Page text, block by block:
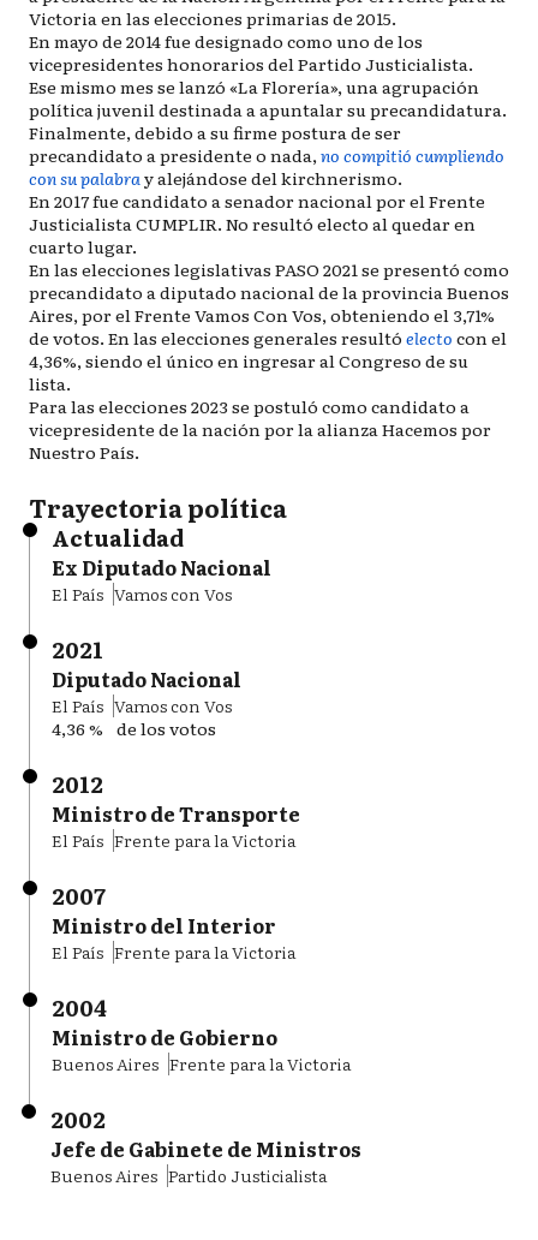
Victoria en las elecciones primarias de 2015.
En mayo de 2014 fue designado como uno de los
vicepresidentes honorarios del Partido Justicialista.
Ese mismo mes se lanzó «La Florería», una agrupación
política juvenil destinada a apuntalar su precandidatura.
Finalmente, debido a su firme postura de ser
precandidato a presidente o nada,no compitió cumpliendo
con su palabray alejándose del kirchnerismo.
En 2017 fue candidato a senador nacional por el Frente
Justicialista CUMPLIR. No resultó electo al quedar en
cuarto lugar.
En las elecciones legislativas PASO 2021 se presentó como
precandidato a diputado nacional de la provincia Buenos
Aires, por el Frente Vamos Con Vos, obteniendo el 3,71%
de votos.​ En las elecciones generales resultó electo con el
4,36%, siendo el único en ingresar al Congreso de su
lista.
Para las elecciones 2023 se postuló como candidato a
vicepresidente de la nación por la alianza Hacemos por
Nuestro País.
Trayectoria política
Actualidad
Ex Diputado Nacional
El País Vamos con Vos
2021
Diputado Nacional
El País Vamos con Vos
4,36 % de los votos
2012
Ministro de Transporte
El País Frente para la Victoria
2007
Ministro del Interior
El País Frente para la Victoria
2004
Ministro de Gobierno
Buenos Aires Frente para la Victoria
2002
Jefe de Gabinete de Ministros
Buenos Aires Partido Justicialista